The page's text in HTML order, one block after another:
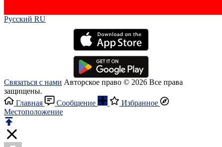
Русский RU‎
Связаться с нами Авторское право © 2026 Все права
защищены.
Главная
Сообщение
Избранное
Местоположение